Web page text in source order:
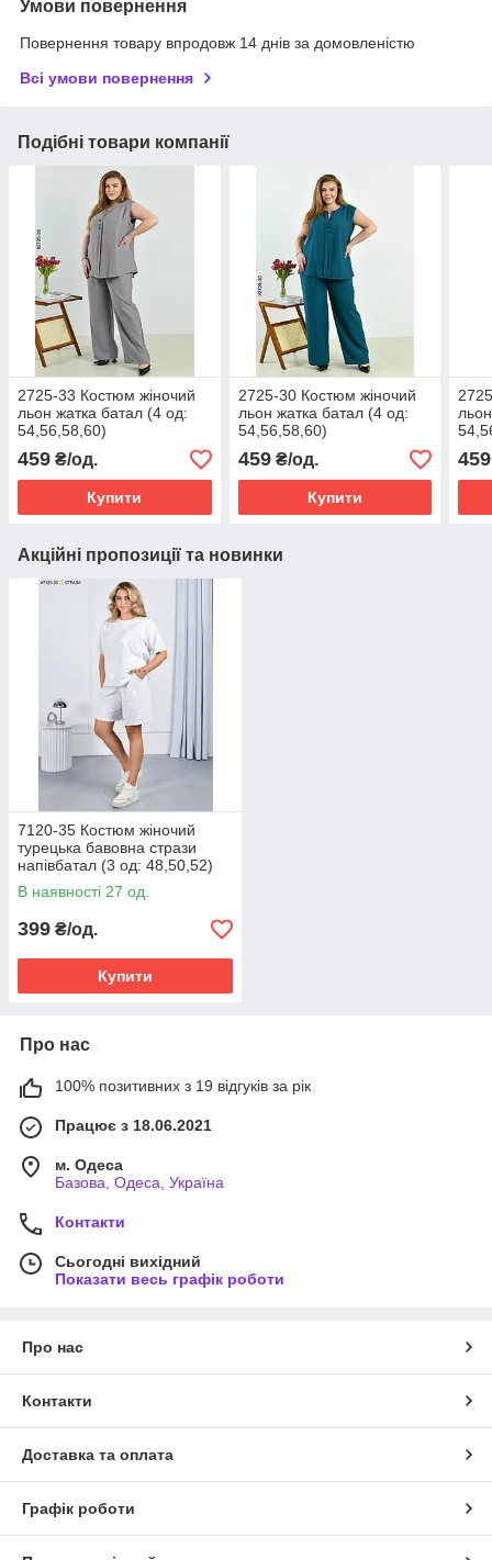
Умови повернення
Повернення товару впродовж 14 днів за домовленістю
Всі умови повернення
Подібні товари компанії
2725-33 Костюм жіночий
льон жатка батал (4 од:
54,56,58,60)
459 ₴/од.
Купити
2725-30 Костюм жіночий
льон жатка батал (4 од:
54,56,58,60)
459₴/од.
Купити
459
Акційні пропозиції та новинки
7120-35 Костюм жіночий
турецька бавовна стрази
напівбатал (3 од: 48,50,52)
В наявності 27 од.
399 ₴/од.
Купити
Про нас
100% позитивних з 19 відгуків за рік
Працює з 18.06.2021
м. Одеса
Базова, Одеса, Україна
Контакти
Сьогодні вихідний
Показати весь графік роботи
Про нас
Контакти
Доставка та оплата
Графік роботи